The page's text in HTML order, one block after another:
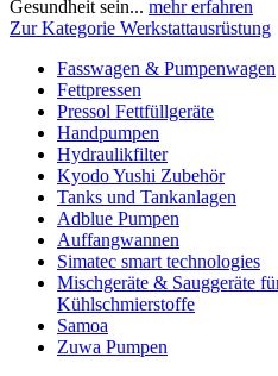
Gesundheit sein... mehr erfahren
Zur Kategorie Werkstattausrüstung
Fasswagen & Pumpenwagen
Fettpressen
Pressol Fettfüllgeräte
Handpumpen
Hydraulikfilter
Kyodo Yushi Zubehör
Tanks und Tankanlagen
Adblue Pumpen
Auffangwannen
Simatec smart technologies
Mischgeräte & Sauggeräte
Kühlschmierstoffe
Samoa
Zuwa Pumpen